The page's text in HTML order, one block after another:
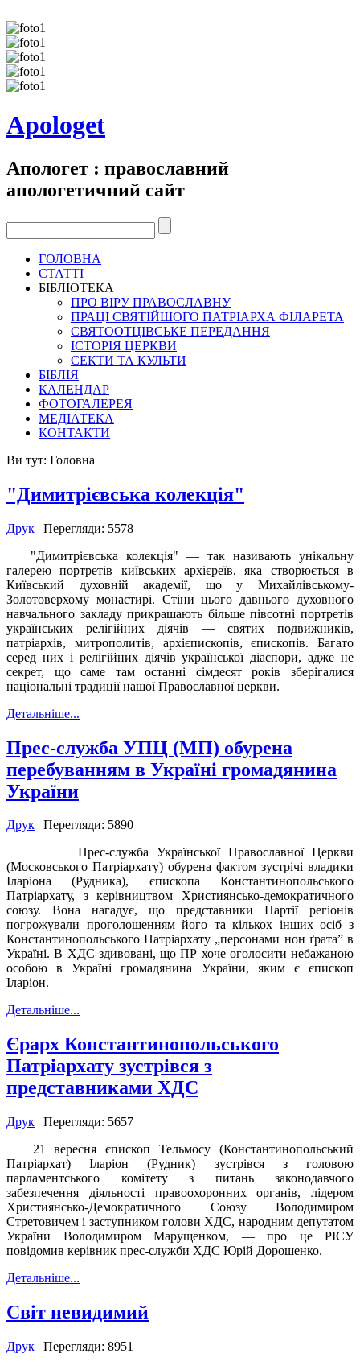
Apologet
Апологет : православний
апологетичний сайт
ГОЛОВНА
СТАТТІ
БІБЛІОТЕКА
ПРО ВІРУ ПРАВОСЛАВНУ
ПРАЦІ СВЯТІЙШОГО ПАТРІАРХА ФІЛАРЕТА
СВЯТООТЦІВСЬКЕ ПЕРЕДАННЯ
ІСТОРІЯ ЦЕРКВИ
СЕКТИ ТА КУЛЬТИ
БІБЛІЯ
КАЛЕНДАР
ФОТОГАЛЕРЕЯ
МЕДІАТЕКА
КОНТАКТИ
Ви тут: Головна
"Димитрієвська колекція"
Друк | Перегляди: 5578
"Димитрієвська колекція" — так називають унікальну
галерею портретів київських архієреїв, яка створюється в
Київський духовній академії, що у Михайлівському-
Золотоверхому монастирі. Стіни цього давнього духовного
навчального закладу прикрашають більше півсотні портретів
українських релігійних діячів — святих подвижників,
патріархів, митрополитів, архієпископів, єпископів. Багато
серед них і релігійних діячів української діаспори, адже не
секрет, що саме там останні сімдесят років зберігалися
національні традиції нашої Православної церкви.
Детальніше...
Преc-служба УПЦ (МП) обурена
перебуванням в Україні громадянина
України
Друк | Перегляди: 5890
Прес-служба Української Православної Церкви
(Московського Патріархату) обурена фактом зустрічі владики
Іларіона (Рудника), єпископа Константинопольського
Патріархату, з керівництвом Християнсько-демократичного
союзу. Вона нагадує, що представники Партії регіонів
погрожували проголошенням його та кількох інших осіб з
Константинопольського Патріархату „персонами нон ґрата” в
Україні. В ХДС здивовані, що ПР хоче оголосити небажаною
особою в Україні громадянина України, яким є єпископ
Іларіон.
Детальніше...
Єрарх Константинопольського
Патріархату зустрівся з
представниками ХДС
Друк | Перегляди: 5657
21 вересня єпископ Тельмосу (Константинопольський
Патріархат) Іларіон (Рудник) зустрівся з головою
парламентського комітету з питань законодавчого
забезпечення діяльності правоохоронних органів, лідером
Християнсько-Демократичного Союзу Володимиром
Стретовичем і заступником голови ХДС, народним депутатом
України Володимиром Марущенком, — про це РІСУ
повідомив керівник прес-служби ХДС Юрій Дорошенко.
Детальніше...
Світ невидимий
Друк | Перегляди: 8951